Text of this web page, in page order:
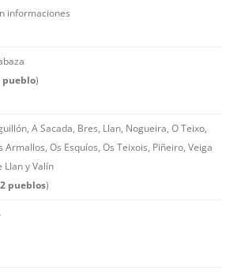
informaciones
pueblo)
A Sacada, Bres, Llan, Nogueira, O Teixo,
Armallos, Os Esquíos, Os Teixois, Piñeiro, Veiga
Llan y Valín
pueblos)